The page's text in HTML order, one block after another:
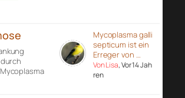
Mycoplasma galli
septicum ist ein
Erreger von …
Von Lisa, Vor 14 Jah
ren